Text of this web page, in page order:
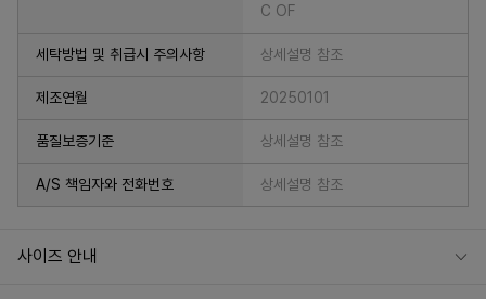
C OF
세탁방법 및 취급시 주의사항 상세설명 참조
제조연월 20250101
품질보증기준 상세설명 참조
A/S 책임자와 전화번호 상세설명 참조
사이즈 안내